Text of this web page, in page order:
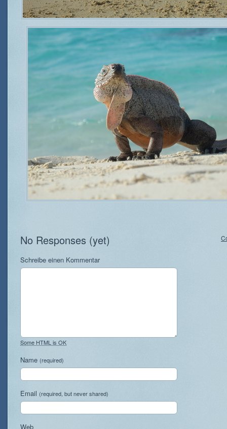
No Responses (yet)
Schreibe einen Kommentar
Some HTML is OK
Name (required)
Email (required, but never shared)
Web